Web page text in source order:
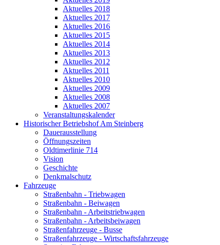
Aktuelles 2018
Aktuelles 2017
Aktuelles 2016
Aktuelles 2015
Aktuelles 2014
Aktuelles 2013
Aktuelles 2012
Aktuelles 2011
Aktuelles 2010
Aktuelles 2009
Aktuelles 2008
Aktuelles 2007
Veranstaltungskalender
Historischer Betriebshof Am Steinberg
Dauerausstellung
Öffnungszeiten
Oldtimerlinie 714
Vision
Geschichte
Denkmalschutz
Fahrzeuge
Straßenbahn - Triebwagen
Straßenbahn - Beiwagen
Straßenbahn - Arbeitstriebwagen
Straßenbahn - Arbeitsbeiwagen
Straßenfahrzeuge - Busse
Straßenfahrzeuge - Wirtschaftsfahrzeuge